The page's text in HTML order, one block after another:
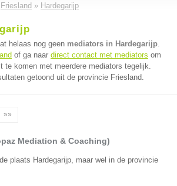
Friesland » Hardegarijp
helaas nog geen mediators in Hardegarijp.
of ga naar direct contact met mediators om
te komen met meerdere mediators tegelijk.
getoond uit de provincie Friesland.
»»
Mediation & Coaching)
plaats Hardegarijp, maar wel in de provincie